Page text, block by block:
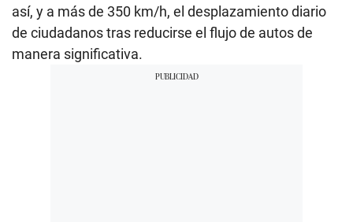
así, y a más de 350 km/h, el desplazamiento diario
de ciudadanos tras reducirse el flujo de autos de
manera significativa.